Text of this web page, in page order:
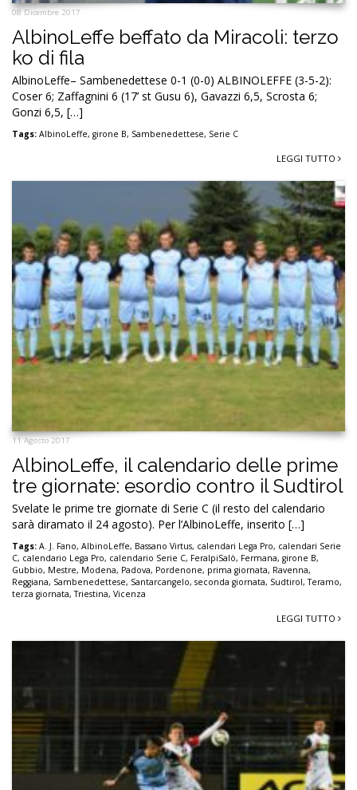
08 Dicembre 2017
AlbinoLeffe beffato da Miracoli: terzo
ko di fila
AlbinoLeffe– Sambenedettese 0-1 (0-0) ALBINOLEFFE (3-5-2):
Coser 6; Zaffagnini 6 (17’ st Gusu 6), Gavazzi 6,5, Scrosta 6;
Gonzi 6,5, […]
Tags: AlbinoLeffe, girone B, Sambenedettese, Serie C
LEGGI TUTTO
11 Agosto 2017
AlbinoLeffe, il calendario delle prime
tre giornate: esordio contro il Sudtirol
Svelate le prime tre giornate di Serie C (il resto del calendario
sarà diramato il 24 agosto). Per l’AlbinoLeffe, inserito […]
Tags: A. J. Fano, AlbinoLeffe, Bassano Virtus, calendari Lega Pro, calendari Serie
C, calendario Lega Pro, calendario Serie C, FeraIpiSalò, Fermana, girone B,
Gubbio, Mestre, Modena, Padova, Pordenone, prima giornata, Ravenna,
Reggiana, Sambenedettese, Santarcangelo, seconda giornata, Sudtirol,Teramo,
terza giornata,Triestina, Vicenza
LEGGI TUTTO